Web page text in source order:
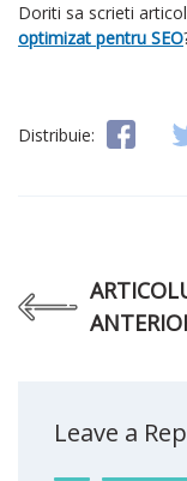
Doriti sa scrieti
optimizat pentru SEO
Distribuie:
Leave a